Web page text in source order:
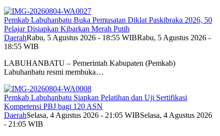
Pemkab Labuhanbatu Buka Pemusatan Diklat Paskibraka 2026, 50
Pelajar Disiapkan Kibarkan Merah Putih
DaerahRabu, 5 Agustus 2026 - 18:55 WIBRabu, 5 Agustus 2026 -
18:55 WIB
LABUHANBATU – Pemerintah Kabupaten (Pemkab)
Labuhanbatu resmi membuka…
Pemkab Labuhanbatu Siapkan Pelatihan dan Uji Sertifikasi
Kompetensi PBJ bagi 120 ASN
DaerahSelasa, 4 Agustus 2026 - 21:05 WIBSelasa, 4 Agustus 2026
- 21:05 WIB